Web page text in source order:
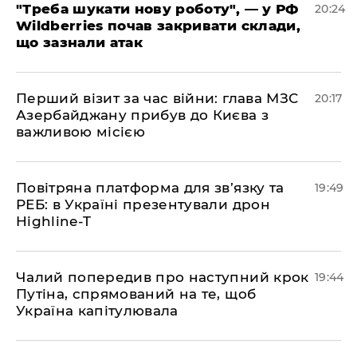
​"Треба шукати нову роботу", — у РФ
Wildberries почав закривати склади,
що зазнали атак
20:24
​Перший візит за час війни: глава МЗС
Азербайджану прибув до Києва з
важливою місією
20:17
​Повітряна платформа для зв’язку та
РЕБ: в Україні презентували дрон
Highline-T
19:49
​Чалий попередив про наступний крок
Путіна, спрямований на те, щоб
Україна капітулювала
19:44